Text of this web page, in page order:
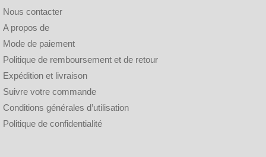
Nous contacter
A propos de
Mode de paiement
Politique de remboursement et de retour
Expédition et livraison
Suivre votre commande
Conditions générales d’utilisation
Politique de confidentialité